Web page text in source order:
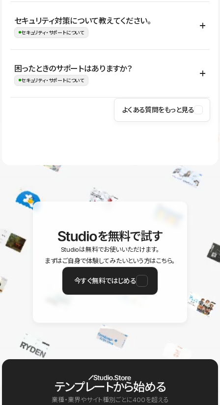
はい。CMSやコンポーネントを活用して更新範囲を設計しておく
ことで、デザインを崩しにくい状態で運用できます。 さらにコン
ながらレイアウトに影響を与えずに更新作業を進めやすくなりま
す。
セキュリティ対策について教えてください。
セキュリティ・サポートについて
Studioでは、公開サイトやサービスを安全に利用できるよう、通信
の暗号化、データ保護、アクセス管理、脆弱性対策など、複数の観
はSSL/TLSによる通信暗号化に対応しており、悪質なスクリプトの
困ったときのサポートはありますか？
セキュリティ・サポートについて
操作方法や機能については、ヘルプセンターでご確認いただけま
ユーザー同士で質問・相談できるコミュニティもご利用ください。
よくある質問をもっと見る
を無料で試す
Studioは無料でお使いいただけます。
まずはご自身で体験してみたいという方はこちら。
今すぐ無料ではじめる
テンプレートから始める
業種・業界やサイト種別ごとに400を超える